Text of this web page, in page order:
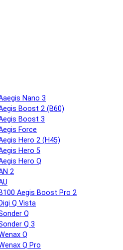
Nano 3
Boost 2 (B60)
Boost 3
Force
Hero 2 (H45)
Hero 5
Hero Q
2
Aegis Boost Pro 2
Q Vista
Q
Q 3
Q
Q Pro